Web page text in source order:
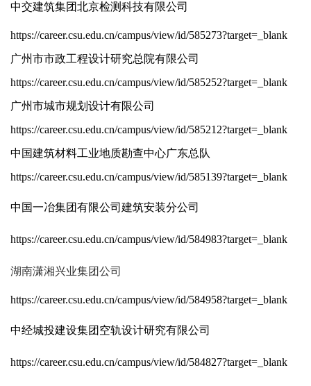
中交建筑集团北京检测科技有限公司
https://career.csu.edu.cn/campus/view/id/585273?target=_blank
广州市市政工程设计研究总院有限公司
https://career.csu.edu.cn/campus/view/id/585252?target=_blank
广州市城市规划设计有限公司
https://career.csu.edu.cn/campus/view/id/585212?target=_blank
中国建筑材料工业地质勘查中心广东总队
https://career.csu.edu.cn/campus/view/id/585139?target=_blank
中国一冶集团有限公司建筑安装分公司
https://career.csu.edu.cn/campus/view/id/584983?target=_blank
湖南潇湘兴业集团公司
https://career.csu.edu.cn/campus/view/id/584958?target=_blank
中经城投建设集团空轨设计研究有限公司
https://career.csu.edu.cn/campus/view/id/584827?target=_blank